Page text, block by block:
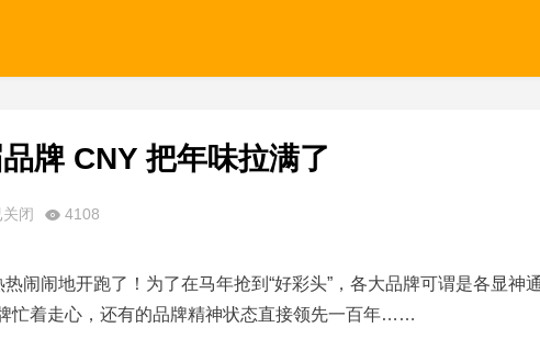
牌 CNY 把年味拉满了
闭 4108
闹闹地开跑了！为了在马年抢到“好彩头”，各大品牌可谓是各显神
忙着走心，还有的品牌精神状态直接领先一百年……